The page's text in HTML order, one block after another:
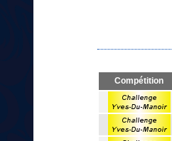
Compétition